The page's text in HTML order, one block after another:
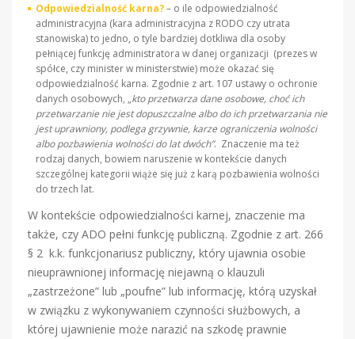
Odpowiedzialność karna?– o ile odpowiedzialność
administracyjna (kara administracyjna z RODO czy utrata
stanowiska) to jedno, o tyle bardziej dotkliwa dla osoby
pełniącej funkcję administratora w danej organizacji (prezes w
spółce, czy minister w ministerstwie) może okazać się
odpowiedzialność karna. Zgodnie z art. 107 ustawy o ochronie
danych osobowych, „kto przetwarza dane osobowe, choć ich
przetwarzanie nie jest dopuszczalne albo do ich przetwarzania nie
jest uprawniony, podlega grzywnie, karze ograniczenia wolności
albo pozbawienia wolności do lat dwóch”. Znaczenie ma też
rodzaj danych, bowiem naruszenie w kontekście danych
szczególnej kategorii wiąże się już z karą pozbawienia wolności
do trzech lat.
W kontekście odpowiedzialności karnej, znaczenie ma
także, czy ADO pełni funkcję publiczną. Zgodnie z art. 266
§ 2 k.k. funkcjonariusz publiczny, który ujawnia osobie
nieuprawnionej informację niejawną o klauzuli
„zastrzeżone” lub „poufne” lub informację, którą uzyskał
w związku z wykonywaniem czynności służbowych, a
której ujawnienie może narazić na szkodę prawnie